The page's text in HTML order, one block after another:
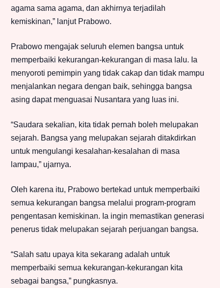
agama sama agama, dan akhirnya terjadilah
kemiskinan,” lanjut Prabowo.
Prabowo mengajak seluruh elemen bangsa untuk
memperbaiki kekurangan-kekurangan di masa lalu. Ia
menyoroti pemimpin yang tidak cakap dan tidak mampu
menjalankan negara dengan baik, sehingga bangsa
asing dapat menguasai Nusantara yang luas ini.
“Saudara sekalian, kita tidak pernah boleh melupakan
sejarah. Bangsa yang melupakan sejarah ditakdirkan
untuk mengulangi kesalahan-kesalahan di masa
lampau,” ujarnya.
Oleh karena itu, Prabowo bertekad untuk memperbaiki
semua kekurangan bangsa melalui program-program
pengentasan kemiskinan. Ia ingin memastikan generasi
penerus tidak melupakan sejarah perjuangan bangsa.
“Salah satu upaya kita sekarang adalah untuk
memperbaiki semua kekurangan-kekurangan kita
sebagai bangsa,” pungkasnya.